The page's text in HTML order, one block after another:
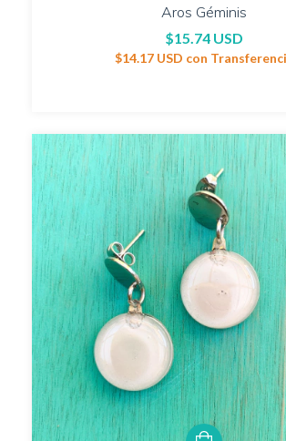
Aros Géminis
$15.74 USD
$14.17 USD con